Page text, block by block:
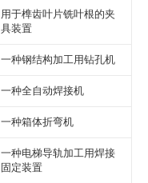
用于榫齿叶片铣叶根的夹
具装置
一种钢结构加工用钻孔机
一种全自动焊接机
一种箱体折弯机
一种电梯导轨加工用焊接
固定装置